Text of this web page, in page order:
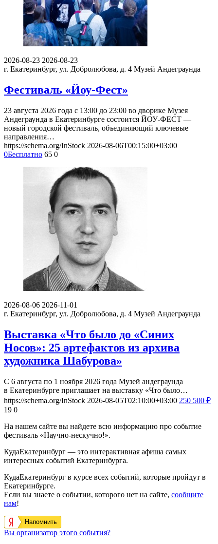
2026-08-23 2026-08-23
г. Екатеринбург, ул. Добролюбова, д. 4 Музей Андеграунда
Фестиваль «Йоу-Фест»
23 августа 2026 года с 13:00 до 23:00 во дворике Музея
Андеграунда в Екатеринбурге состоится ЙОУ-ФЕСТ —
новый городской фестиваль, объединяющий ключевые
направления…
https://schema.org/InStock 2026-08-06T00:15:00+03:00
0Бесплатно 65 0
2026-08-06 2026-11-01
г. Екатеринбург, ул. Добролюбова, д. 4 Музей Андеграунда
Выставка «Что было до «Синих
Носов»: 25 артефактов из архива
художника Шабурова»
С 6 августа по 1 ноября 2026 года Музей андеграунда
в Екатеринбурге приглашает на выставку «Что было…
https://schema.org/InStock 2026-08-05T02:10:00+03:00 250 500 ₽
19 0
На нашем сайте вы найдете всю информацию про событие
фестиваль «Научно-нескучно!».
КудаЕкатеринбург — это интерактивная афиша самых
интересных событий Екатеринбурга.
КудаЕкатеринбург в курсе всех событий, которые пройдут в
Екатеринбурге.
Если вы знаете о событии, которого нет на сайте, сообщите
нам!
Напомнить
Вы организатор этого события?